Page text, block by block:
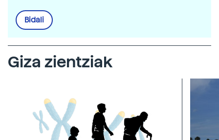
Bidali
Giza zientziak